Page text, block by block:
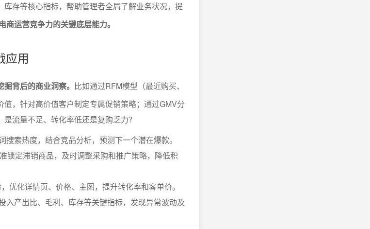
存等核心指标，帮助管理者全局了解业务状况，提
商运营竞争力的关键底层能力。
应用
背后的商业洞察。 比如通过RFM模型（最近购买、
，针对高价值客户制定专属促销策略；通过GMV分
流量不足、转化率低还是复购乏力？
索热度，结合竞品分析，预测下一个潜在爆款。
锁定滞销商品，及时调整采购和推广策略，降低积
优化详情页、价格、主图，提升转化率和客单价。
入产出比、毛利、库存等关键指标，发现异常波动及